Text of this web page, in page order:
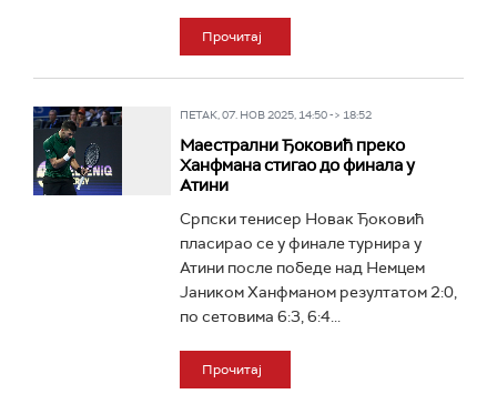
Прочитај
ПЕТАК, 07. НОВ 2025, 14:50 -> 18:52
Маестрални Ђоковић преко
Ханфмана стигао до финала у
Атини
Српски тенисер Новак Ђоковић
пласирао се у финале турнира у
Атини после победе над Немцем
Јаником Ханфманом резултатом 2:0,
по сетовима 6:3, 6:4...
Прочитај